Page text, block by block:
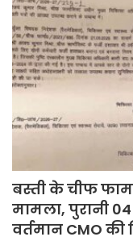
बस्ती के चीफ
मामला, पुरानी
वर्तमान CMO की